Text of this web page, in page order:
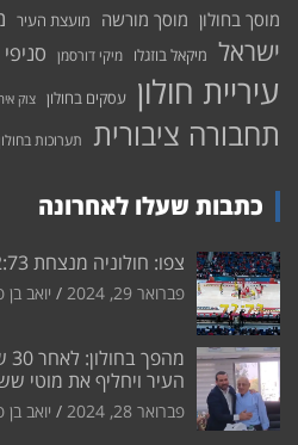
מוסך בחולון מוסך מורשה מועצת העיר
ישראל מיקאל בוזגלו מיקי דורסמן
עיריית חולון עסקים בחולון צוק
תחבורה ציבורית תערוכות
כתבות שעלו לאחרונה
צפו: חולוניה מנצחת 72:73 את הפועל ירושלים בחוץ
פברואר 29, 2024 יואב בן
העיר ויחליף את מוטי
פברואר 28, 2024 יואב בן